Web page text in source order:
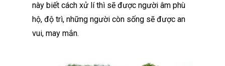
này biết cách xử lí thì sẽ được người âm phù
hộ, độ trì, những người còn sống sẽ được an
vui, may mắn.